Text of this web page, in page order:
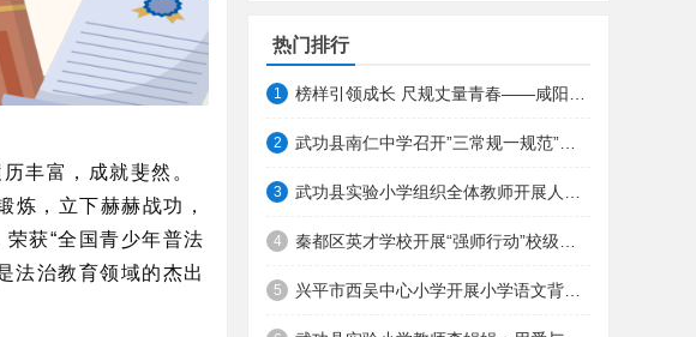
丰富，成就斐然。
炼，立下赫赫战功，
获“全国青少年普法
法治教育领域的杰出
热门排行
1
2
3
4
5